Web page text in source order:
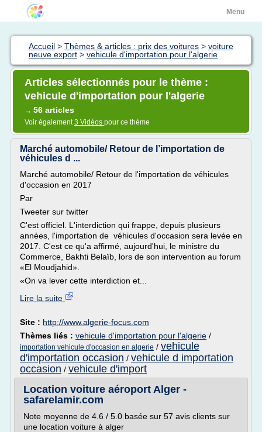
Menu
Accueil > Thèmes & articles : prix des voitures > voiture
neuve export > vehicule d'importation pour l'algerie
Articles sélectionnés pour le thème :
vehicule d'importation pour l'algerie
→ 56 articles
Voir également3 Vidéos pour ce thème
Marché automobile/ Retour de l’importation de
véhicules d ...
Marché automobile/ Retour de l'importation de véhicules
d'occasion en 2017
Par
Tweeter sur twitter
C'est officiel. L'interdiction qui frappe, depuis plusieurs
années, l'importation de véhicules d'occasion sera levée en
2017. C'est ce qu'a affirmé, aujourd'hui, le ministre du
Commerce, Bakhti Belaïb, lors de son intervention au forum
«El Moudjahid».
«On va lever cette interdiction et...
Lire la suite
Site : http://www.algerie-focus.com
Thèmes liés : vehicule d'importation pour l'algerie /
importation vehicule d'occasion en algerie / vehicule
d'importation occasion / vehicule d importation
occasion / vehicule d'import
Location voiture aéroport Alger -
safarelamir.com
Note moyenne de 4.6 / 5.0 basée sur 57 avis clients sur
une location voiture à alger